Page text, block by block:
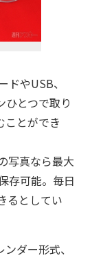
やUSB、
とつで取り
ことができ
写真なら最大
存可能。毎日
るとしてい
ダー形式、